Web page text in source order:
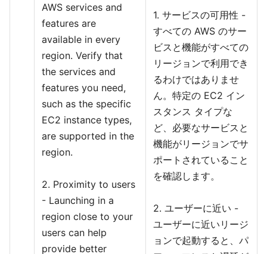
AWS services and
features are
available in every
region. Verify that
the services and
features you need,
such as the specific
EC2 instance types,
are supported in the
region.
2. Proximity to users
- Launching in a
region close to your
users can help
provide better
1. サービスの可用性 -
すべての AWS のサー
ビスと機能がすべての
リージョンで利用でき
るわけではありませ
ん。特定の EC2 イン
スタンス タイプな
ど、必要なサービスと
機能がリージョンでサ
ポートされていること
を確認します。
2. ユーザーに近い -
ユーザーに近いリージ
ョンで起動すると、パ